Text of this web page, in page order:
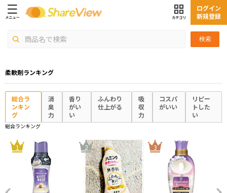
検索
ログイン
新規登録
柔軟剤ランキング
総合ラ
ンキン
グ
消
臭
力
香り
がい
い
ふんわり
仕上がる
吸
収
力
コスパ
がいい
リピー
トした
い
総合ランキング
1 2 3